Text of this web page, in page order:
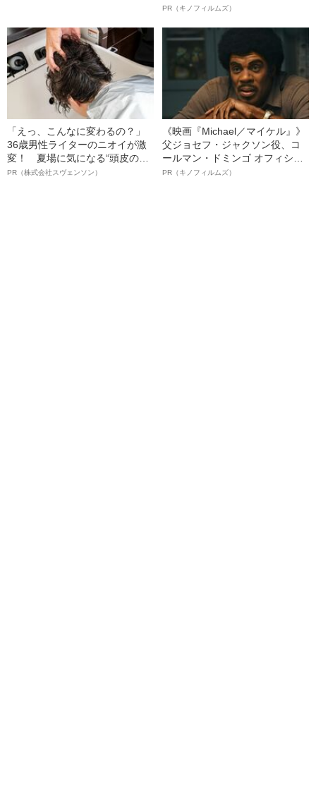
ボ》
PR（キノフィルムズ）
「えっ、こんなに変わるの？」
36歳男性ライターのニオイが激
変！ 夏場に気になる“頭皮のニ
オイ”や“ベタつき”を解消す
PR（株式会社スヴェンソン）
《映画『Michael／マイケル』》
父ジョセフ・ジャクソン役、コ
ールマン・ドミンゴ オフィシャ
ルインタビュー“観客を魅了した
PR（キノフィルムズ）